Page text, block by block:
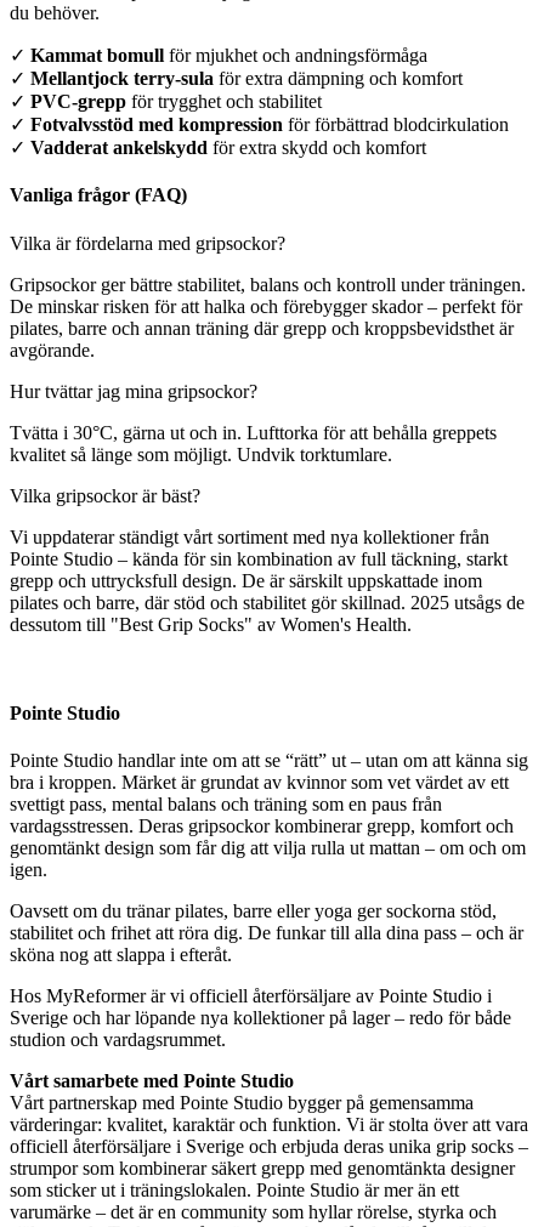
du behöver.
✓ Kammat bomull för mjukhet och andningsförmåga
✓ Mellantjock terry-sula för extra dämpning och komfort
✓ PVC-grepp för trygghet och stabilitet
✓ Fotvalvsstöd med kompression för förbättrad blodcirkulation
✓ Vadderat ankelskydd för extra skydd och komfort
Vanliga frågor (FAQ)
Vilka är fördelarna med gripsockor?
Gripsockor ger bättre stabilitet, balans och kontroll under träningen.
De minskar risken för att halka och förebygger skador – perfekt för
pilates, barre och annan träning där grepp och kroppsbevidsthet är
avgörande.
Hur tvättar jag mina gripsockor?
Tvätta i 30°C, gärna ut och in. Lufttorka för att behålla greppets
kvalitet så länge som möjligt. Undvik torktumlare.
Vilka gripsockor är bäst?
Vi uppdaterar ständigt vårt sortiment med nya kollektioner från
Pointe Studio – kända för sin kombination av full täckning, starkt
grepp och uttrycksfull design. De är särskilt uppskattade inom
pilates och barre, där stöd och stabilitet gör skillnad. 2025 utsågs de
dessutom till "Best Grip Socks" av Women's Health.
Pointe Studio
Pointe Studio handlar inte om att se “rätt” ut – utan om att känna sig
bra i kroppen. Märket är grundat av kvinnor som vet värdet av ett
svettigt pass, mental balans och träning som en paus från
vardagsstressen. Deras gripsockor kombinerar grepp, komfort och
genomtänkt design som får dig att vilja rulla ut mattan – om och om
igen.
Oavsett om du tränar pilates, barre eller yoga ger sockorna stöd,
stabilitet och frihet att röra dig. De funkar till alla dina pass – och är
sköna nog att slappa i efteråt.
Hos MyReformer är vi officiell återförsäljare av Pointe Studio i
Sverige och har löpande nya kollektioner på lager – redo för både
studion och vardagsrummet.
Vårt samarbete med Pointe Studio
Vårt partnerskap med Pointe Studio bygger på gemensamma
värderingar: kvalitet, karaktär och funktion. Vi är stolta över att vara
officiell återförsäljare i Sverige och erbjuda deras unika grip socks –
strumpor som kombinerar säkert grepp med genomtänkta designer
som sticker ut i träningslokalen. Pointe Studio är mer än ett
varumärke – det är en community som hyllar rörelse, styrka och